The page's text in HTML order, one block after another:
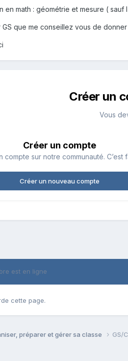
en math : géométrie et mesure (
GS que me conseillez vous de
Créer un
Vous
Créer un compte
compte sur notre communauté. C’est
Créer un nouveau compte
est en ligne
cette page.
préparer et gérer sa classe GS/